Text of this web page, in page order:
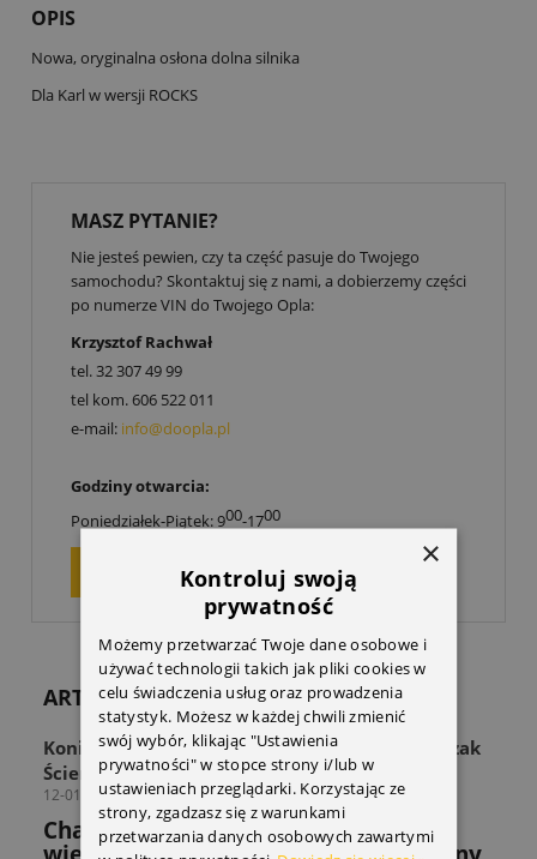
OPIS
Nowa, oryginalna osłona dolna silnika
Dla Karl w wersji ROCKS
MASZ PYTANIE?
Nie jesteś pewien, czy ta część pasuje do Twojego
samochodu? Skontaktuj się z nami, a dobierzemy części
po numerze VIN do Twojego Opla:
Krzysztof Rachwał
tel.32 307 49 99
tel kom.606 522 011
e-mail: info@doopla.pl
Godziny otwarcia:
Poniedziałek-Piątek: 900-1700
ZAPYTAJ O PRODUKT
ARTYKUŁY
Koniec z zagraconą przestrzenią! Odkryj Wieszak
Ścienny THULE Wall Hanger
12-01-2026
Chaos w strefie sprzętu? Sprawdź jak
×
Kontroluj swoją
prywatność
Możemy przetwarzać Twoje dane osobowe i
używać technologii takich jak pliki cookies w
celu świadczenia usług oraz prowadzenia
statystyk. Możesz w każdej chwili zmienić
swój wybór, klikając "Ustawienia
prywatności" w stopce strony i/lub w
ustawieniach przeglądarki. Korzystając ze
strony, zgadzasz się z warunkami
przetwarzania danych osobowych zawartymi